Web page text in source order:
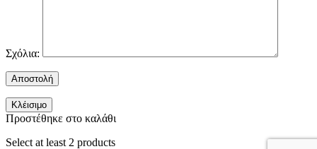
Σχόλια:
Κλέισιμο
Προστέθηκε στο καλάθι
Select at least 2 products